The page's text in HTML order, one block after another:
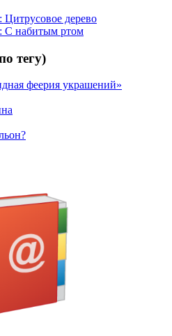
Цитрусовое дерево
С набитым ртом
тегу)
феерия украшений»